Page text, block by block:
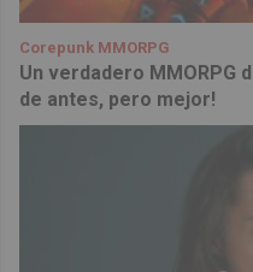
Corepunk MMORPG
Un verdadero MMORPG
de antes, pero mejor!